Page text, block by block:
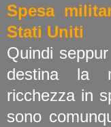
Spesa
Stati Uniti
Quindi
destina la
ricchezza in
sono